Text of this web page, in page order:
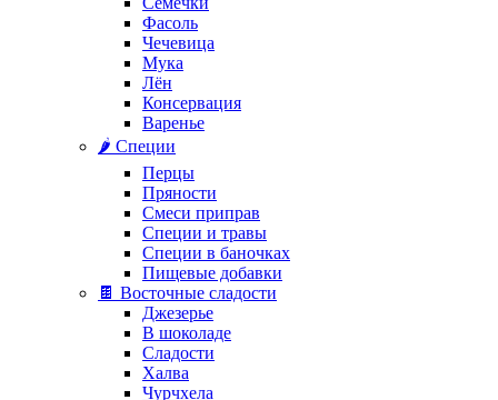
Фасоль
Чечевица
Мука
Лён
Консервация
Варенье
🌶️ Специи
Перцы
Пряности
Смеси приправ
Специи и травы
Специи в баночках
Пищевые добавки
🍫 Восточные сладости
Джезерье
В шоколаде
Сладости
Халва
Чурчхела